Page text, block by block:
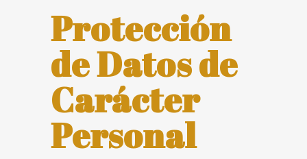
Protección
de Datos de
Carácter
Personal